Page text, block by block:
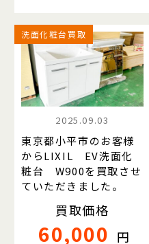
洗面化粧台買取
2025.09.03
東京都小平市のお客様
からLIXIL EV洗面化
粧台 W900を買取させ
ていただきました。
買取価格
60,000 円